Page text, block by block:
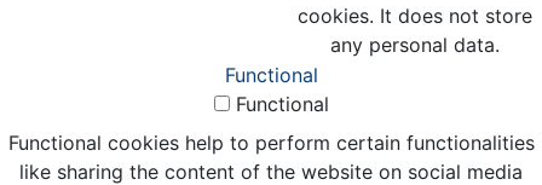
cookies. It does not store
any personal data.
Functional
Functional
Functional cookies help to perform certain functionalities
like sharing the content of the website on social media